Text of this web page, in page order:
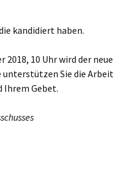
kandidiert haben.
10 Uhr wird der neue
Sie die Arbeit
Ihrem Gebet.